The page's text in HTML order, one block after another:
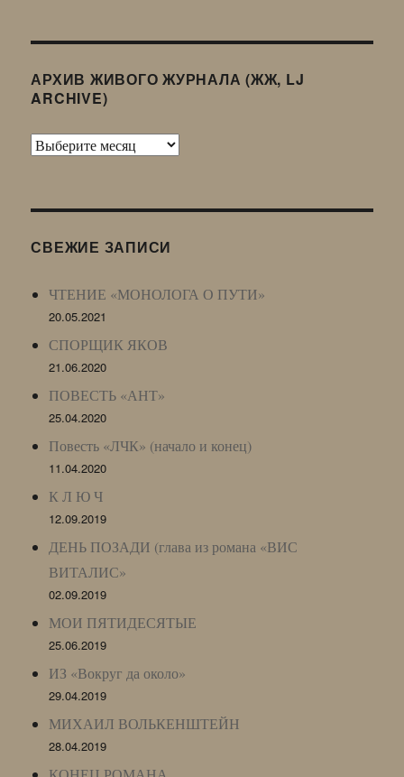
АРХИВ ЖИВОГО ЖУРНАЛА (ЖЖ, LJ
ARCHIVE)
Архив
LJ
СВЕЖИЕ ЗАПИСИ
ЧТЕНИЕ «МОНОЛОГА О ПУТИ»
20.05.2021
СПОРЩИК ЯКОВ
21.06.2020
ПОВЕСТЬ «АНТ»
25.04.2020
Повесть «ЛЧК» (начало и конец)
11.04.2020
К Л Ю Ч
12.09.2019
ДЕНЬ ПОЗАДИ (глава из романа «ВИС
ВИТАЛИС»
02.09.2019
МОИ ПЯТИДЕСЯТЫЕ
25.06.2019
ИЗ «Вокруг да около»
29.04.2019
МИХАИЛ ВОЛЬКЕНШТЕЙН
28.04.2019